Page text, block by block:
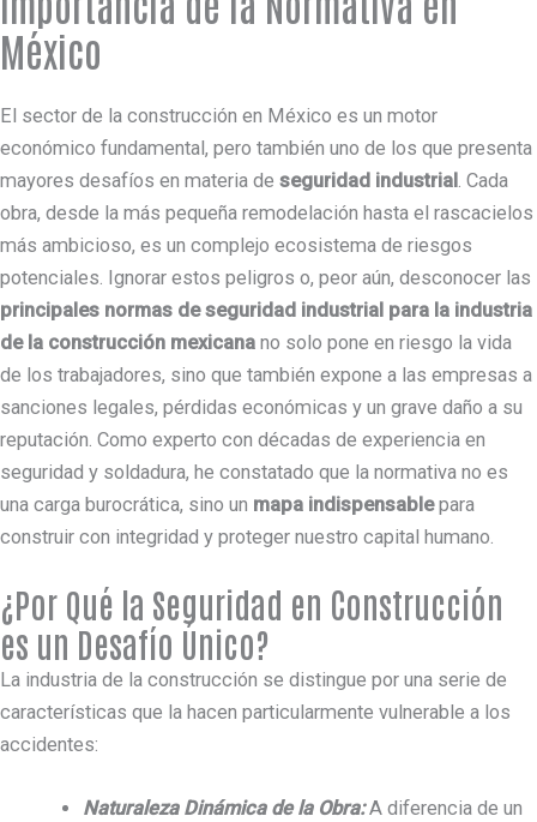
México
El sector de la construcción en México es un motor
económico fundamental, pero también uno de los que presenta
mayores desafíos en materia de seguridad industrial. Cada
obra, desde la más pequeña remodelación hasta el rascacielos
más ambicioso, es un complejo ecosistema de riesgos
potenciales. Ignorar estos peligros o, peor aún, desconocer las
principales normas de seguridad industrial para la industria
de la construcción mexicana no solo pone en riesgo la vida
de los trabajadores, sino que también expone a las empresas a
sanciones legales, pérdidas económicas y un grave daño a su
reputación. Como experto con décadas de experiencia en
seguridad y soldadura, he constatado que la normativa no es
una carga burocrática, sino un mapa indispensablepara
construir con integridad y proteger nuestro capital humano.
¿Por Qué la Seguridad en Construcción
es un Desafío Único?
La industria de la construcción se distingue por una serie de
características que la hacen particularmente vulnerable a los
accidentes:
Naturaleza Dinámica de la Obra:A diferencia de un